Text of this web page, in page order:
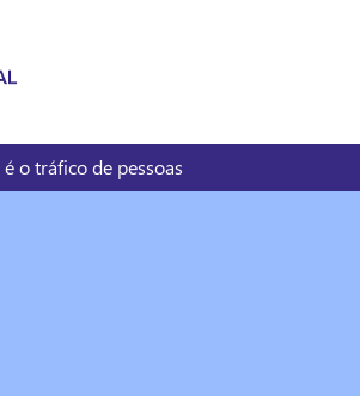
o tráfico de pessoas